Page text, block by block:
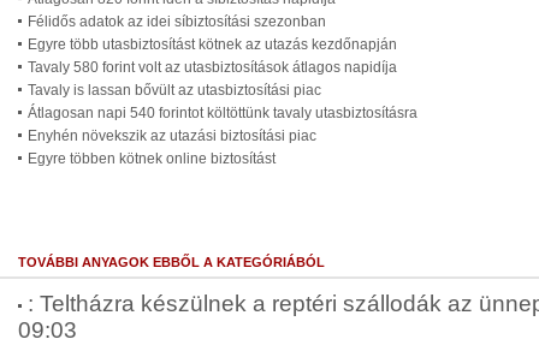
Félidős adatok az idei síbiztosítási szezonban
Egyre több utasbiztosítást kötnek az utazás kezdőnapján
Tavaly 580 forint volt az utasbiztosítások átlagos napidíja
Tavaly is lassan bővült az utasbiztosítási piac
Átlagosan napi 540 forintot költöttünk tavaly utasbiztosításra
Enyhén növekszik az utazási biztosítási piac
Egyre többen kötnek online biztosítást
TOVÁBBI ANYAGOK EBBŐL A KATEGÓRIÁBÓL
: Teltházra készülnek a reptéri szállodák az
09:03